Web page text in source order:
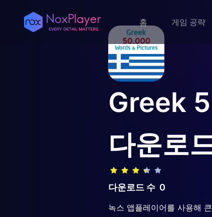
홈 게임 공략
Greek
다운로
다운로드 수 0
녹스 앱플레이어를 사용해